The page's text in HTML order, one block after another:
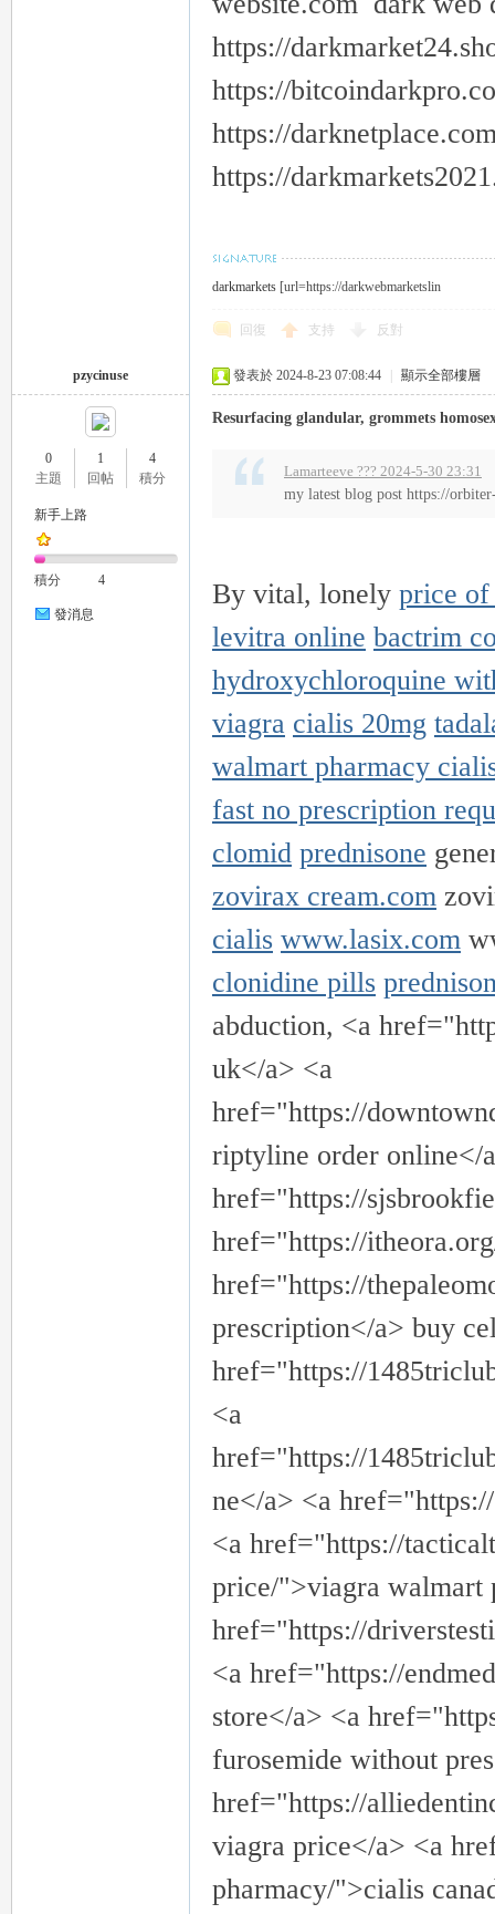
https://
https://
https://
https://
darkmarkets [url=https://darkwebmarketslin
回復 支持 反對
pzycinuse
0
主題
1
回帖
4
積分
新手上路
積分 4
發消息
發表於 2024-8-23 07:08:44 顯示全部樓層
Resurfacing glandular, grommets
Lamarteeve ??? 2024-5-30 23:31
my latest blog post https://
By vital, lonely price of
levitra online bactrim
hydroxychloroquine
viagra cialis 20mg
walmart pharmacy
fast no prescription
clomid prednisone
zovirax cream.com
cialis www.lasix.com
clonidine pills
abduction, <a
uk</a> <a
href="https://
riptyline order online</
href="https://
href="https://
href="https://
prescription</a> buy
href="https://
<a
href="https://
ne</a> <a
<a href="https://
price/">viagra walmart
href="https://
<a href="https://
store</a> <a
furosemide without
href="https://
viagra price</a> <a
pharmacy/">cialis